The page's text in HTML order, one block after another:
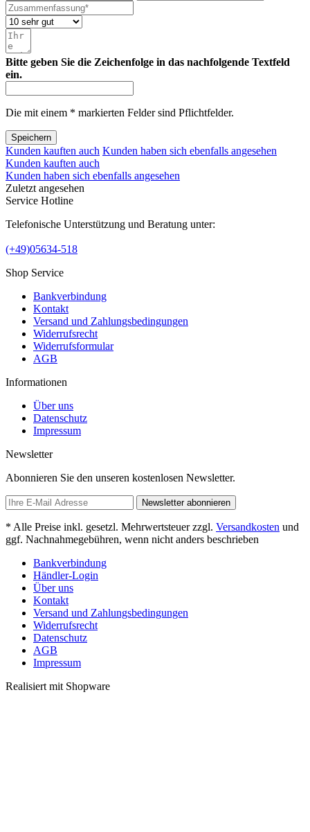
Bitte geben Sie die Zeichenfolge in das nachfolgende Textfeld
ein.
Die mit einem * markierten Felder sind Pflichtfelder.
Speichern
Kunden kauften auch Kunden haben sich ebenfalls angesehen
Kunden kauften auch
Kunden haben sich ebenfalls angesehen
Zuletzt angesehen
Service Hotline
Telefonische Unterstützung und Beratung unter:
(+49)05634-518
Shop Service
Bankverbindung
Kontakt
Versand und Zahlungsbedingungen
Widerrufsrecht
Widerrufsformular
AGB
Informationen
Über uns
Datenschutz
Impressum
Newsletter
Abonnieren Sie den unseren kostenlosen Newsletter.
Newsletter abonnieren
* Alle Preise inkl. gesetzl. Mehrwertsteuer zzgl. Versandkosten und
ggf. Nachnahmegebühren, wenn nicht anders beschrieben
Bankverbindung
Händler-Login
Über uns
Kontakt
Versand und Zahlungsbedingungen
Widerrufsrecht
Datenschutz
AGB
Impressum
Realisiert mit Shopware